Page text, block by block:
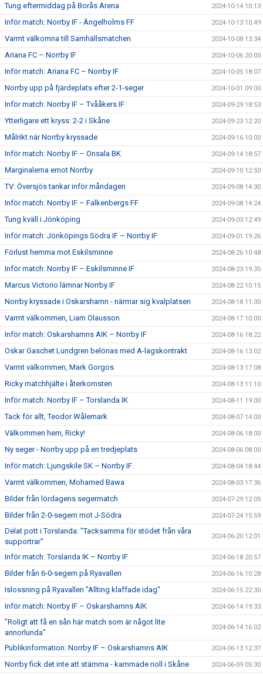
Tung eftermiddag på Borås Arena 2024-10-14 10:13
Inför match: Norrby IF - Ängelholms FF 2024-10-13 10:49
Varmt välkomna till Samhällsmatchen 2024-10-08 13:34
Ariana FC – Norrby IF 2024-10-06 20:00
Inför match: Ariana FC – Norrby IF 2024-10-05 18:07
Norrby upp på fjärdeplats efter 2-1-seger 2024-10-01 09:00
Inför match: Norrby IF – Tvååkers IF 2024-09-29 18:53
Ytterligare ett kryss: 2-2 i Skåne 2024-09-23 12:20
Målrikt när Norrby kryssade 2024-09-16 10:00
Inför match: Norrby IF – Onsala BK 2024-09-14 18:57
Marginalerna emot Norrby 2024-09-10 12:50
TV: Översjös tankar inför måndagen 2024-09-08 14:30
Inför match: Norrby IF – Falkenbergs FF 2024-09-08 14:24
Tung kväll i Jönköping 2024-09-03 12:49
Inför match: Jönköpings Södra IF – Norrby IF 2024-09-01 19:26
Förlust hemma mot Eskilsminne 2024-08-26 10:48
Inför match: Norrby IF – Eskilsminne IF 2024-08-23 19:35
Marcus Victorio lämnar Norrby IF 2024-08-22 10:15
Norrby kryssade i Oskarshamn - närmar sig kvalplatsen 2024-08-18 11:30
Varmt välkommen, Liam Olausson 2024-08-17 10:00
Inför match: Oskarshamns AIK – Norrby IF 2024-08-16 18:22
Oskar Gaschet Lundgren belönas med A-lagskontrakt 2024-08-16 13:02
Varmt välkommen, Mark Gorgos 2024-08-13 17:08
Ricky matchhjälte i återkomsten 2024-08-13 11:10
Inför match: Norrby IF – Torslanda IK 2024-08-11 19:00
Tack för allt, Teodor Wålemark 2024-08-07 14:00
Välkommen hem, Ricky! 2024-08-06 18:00
Ny seger - Norrby upp på en tredjeplats 2024-08-06 08:00
Inför match: Ljungskile SK – Norrby IF 2024-08-04 18:44
Varmt välkommen, Mohamed Bawa 2024-08-03 17:36
Bilder från lördagens segermatch 2024-07-29 12:05
Bilder från 2-0-segern mot J-Södra 2024-07-24 15:59
Delat pott i Torslanda: "Tacksamma för stödet från våra
supportrar"
2024-06-20 12:01
Inför match: Torslanda IK – Norrby IF 2024-06-18 20:57
Bilder från 6-0-segern på Ryavallen 2024-06-16 10:28
Islossning på Ryavallen "Allting klaffade idag" 2024-06-15 22:30
Inför match: Norrby IF – Oskarshamns AIK 2024-06-14 19:33
"Roligt att få en sån här match som är något lite
annorlunda"
2024-06-14 16:02
Publikinformation: Norrby IF – Oskarshamns AIK 2024-06-13 12:37
Norrby fick det inte att stämma - kammade noll i Skåne 2024-06-09 05:30